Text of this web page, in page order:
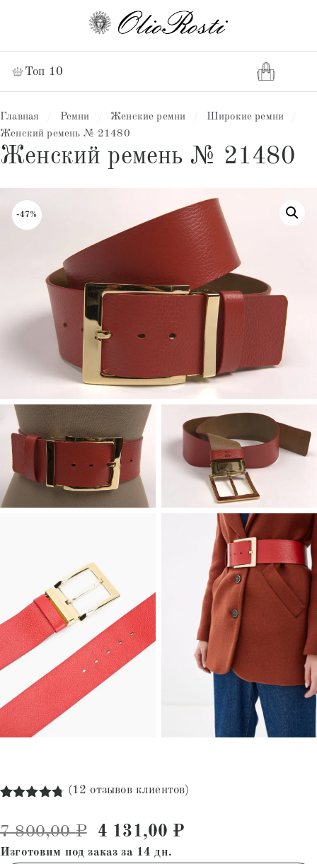
Топ 10
Главная Ремни Женские ремни Широкие ремни
Женский ремень № 21480
Женский ремень № 21480
-47%
на основе
опроса
пользователей
(12 отзывов клиентов)
7 800,00₽ Первоначальная цена
4 131,00 ₽
Изготовим под заказ за 14 дн.